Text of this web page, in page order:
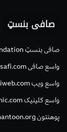
صافی بنسټ
صافی بنسټ Safi Foundation
واسع صافی wasisafi.com
واسع ویب wasiweb.com
واسع کلینیک wasiclinic.com
پوهنتون pohantoon.org